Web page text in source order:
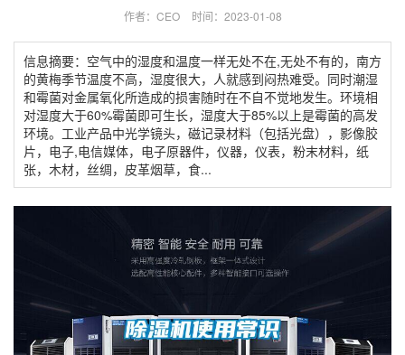
作者：CEO 时间：2023-01-08
信息摘要：空气中的湿度和温度一样无处不在,无处不有的，南方
的黄梅季节温度不高，湿度很大，人就感到闷热难受。同时潮湿
和霉菌对金属氧化所造成的损害随时在不自不觉地发生。环境相
对湿度大于60%霉菌即可生长，湿度大于85%以上是霉菌的高发
环境。工业产品中光学镜头，磁记录材料（包括光盘），影像胶
片，电子,电信媒体，电子原器件，仪器，仪表，粉末材料，纸
张，木材，丝绸，皮革烟草，食...